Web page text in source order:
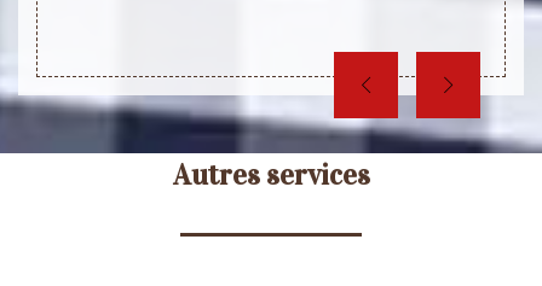
le lit
Autres services